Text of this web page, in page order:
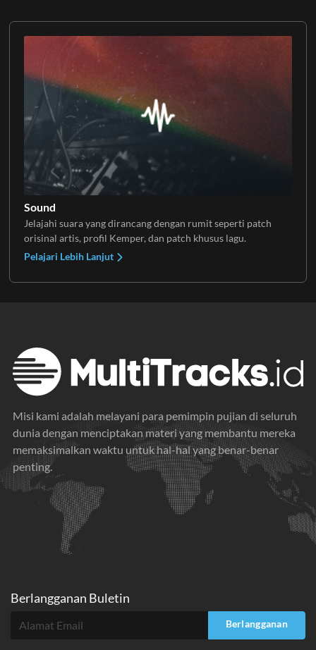
Sound
Jelajahi suara yang dirancang dengan rumit seperti patch
orisinal artis, profil Kemper, dan patch khusus lagu.
Pelajari Lebih Lanjut
Misi kami adalah melayani para pemimpin pujian di seluruh
dunia dengan menciptakan materi yang membantu mereka
memaksimalkan waktu untuk hal-hal yang benar-benar
penting.
Berlangganan Buletin
Berlangganan